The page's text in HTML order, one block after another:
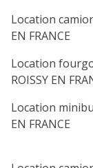
Location
EN FRANCE
Location
ROISSY EN
Location
EN FRANCE